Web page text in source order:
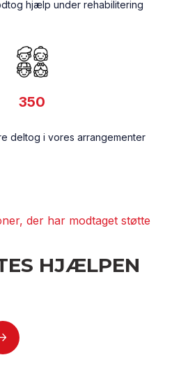
hjælp under rehabilitering
350
deltog i vores arrangementer
der har modtaget støtte
HJÆLPEN